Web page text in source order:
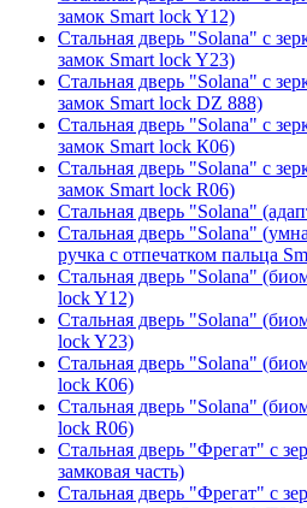
замок Smart lock Y12)
Стальная дверь "Solana" с
замок Smart lock Y23)
Стальная дверь "Solana" с
замок Smart lock DZ 888)
Стальная дверь "Solana" с
замок Smart lock К06)
Стальная дверь "Solana" с
замок Smart lock R06)
Стальная дверь "Solana"
Стальная дверь "Solana"
ручка с отпечатком пальца
Стальная дверь "Solana"
lock Y12)
Стальная дверь "Solana"
lock Y23)
Стальная дверь "Solana"
lock К06)
Стальная дверь "Solana"
lock R06)
Стальная дверь "Фрегат" с
замковая часть)
Стальная дверь "Фрегат" с